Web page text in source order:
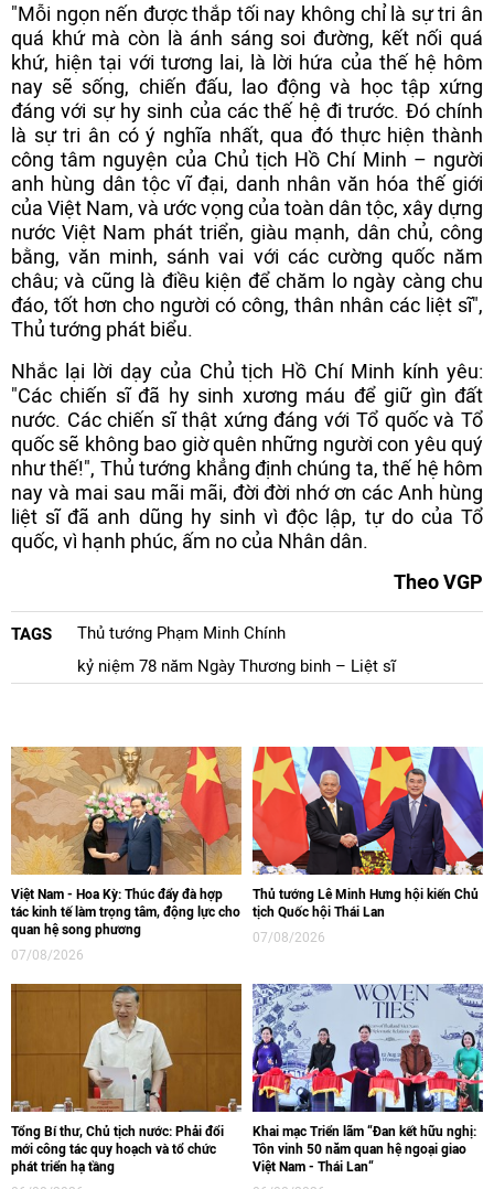
"Mỗi ngọn nến được thắp tối nay không chỉ là sự tri ân
quá khứ mà còn là ánh sáng soi đường, kết nối quá
khứ, hiện tại với tương lai, là lời hứa của thế hệ hôm
nay sẽ sống, chiến đấu, lao động và học tập xứng
đáng với sự hy sinh của các thế hệ đi trước. Đó chính
là sự tri ân có ý nghĩa nhất, qua đó thực hiện thành
công tâm nguyện của Chủ tịch Hồ Chí Minh – người
anh hùng dân tộc vĩ đại, danh nhân văn hóa thế giới
của Việt Nam, và ước vọng của toàn dân tộc, xây dựng
nước Việt Nam phát triển, giàu mạnh, dân chủ, công
bằng, văn minh, sánh vai với các cường quốc năm
châu; và cũng là điều kiện để chăm lo ngày càng chu
đáo, tốt hơn cho người có công, thân nhân các liệt sĩ",
Thủ tướng phát biểu.
Nhắc lại lời dạy của Chủ tịch Hồ Chí Minh kính yêu:
"Các chiến sĩ đã hy sinh xương máu để giữ gìn đất
nước. Các chiến sĩ thật xứng đáng với Tổ quốc và Tổ
quốc sẽ không bao giờ quên những người con yêu quý
như thế!", Thủ tướng khẳng định chúng ta, thế hệ hôm
nay và mai sau mãi mãi, đời đời nhớ ơn các Anh hùng
liệt sĩ đã anh dũng hy sinh vì độc lập, tự do của Tổ
quốc, vì hạnh phúc, ấm no của Nhân dân.
Theo VGP
TAGS
Thủ tướng Phạm Minh Chính
kỷ niệm 78 năm Ngày Thương binh – Liệt sĩ
Việt Nam - Hoa Kỳ: Thúc đẩy đà hợp
tác kinh tế làm trọng tâm, động lực cho
quan hệ song phương
07/08/2026
Thủ tướng Lê Minh Hưng hội kiến Chủ
tịch Quốc hội Thái Lan
07/08/2026
Tổng Bí thư, Chủ tịch nước: Phải đổi
mới công tác quy hoạch và tổ chức
phát triển hạ tầng
Khai mạc Triển lãm “Đan kết hữu nghị:
Tôn vinh 50 năm quan hệ ngoại giao
Việt Nam - Thái Lan“